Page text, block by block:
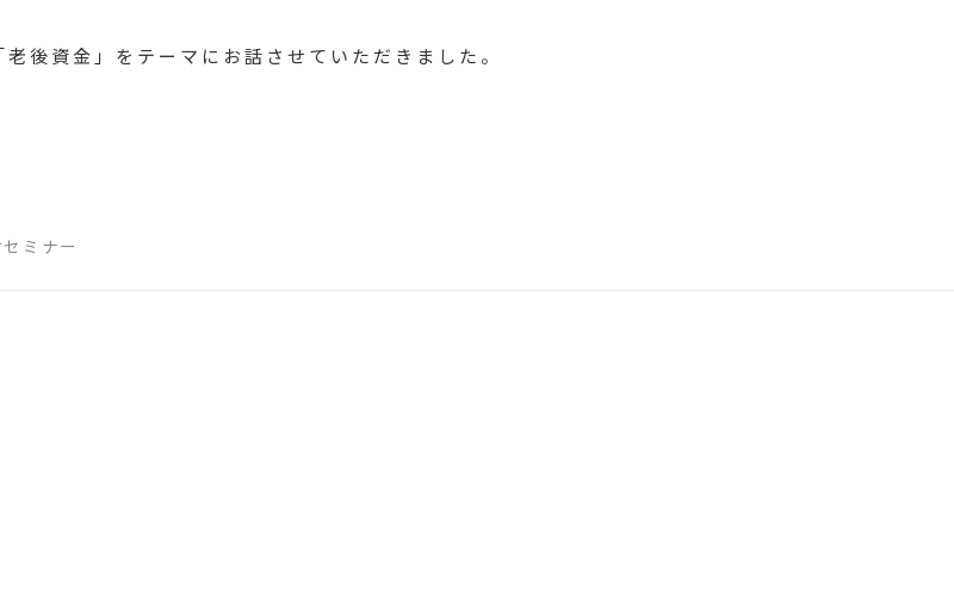
後資金」をテーマにお話させていただきました。
ミナー